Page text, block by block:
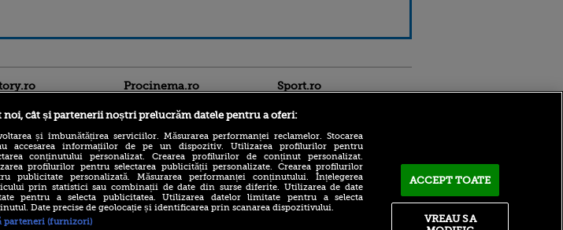
Lumea
din România
Events!
Procinema.ro
Emoții intense pentru
Sebastian Stan! Iubita lui,
Sport.ro
A făcut anunțul în direct:
”Este jucătorul Rapidului cu
acte în regulă”
noi, cât și partenerii noștri prelucrăm datele pentru a oferi:
și îmbunătățirea serviciilor. Măsurarea performanței reclamelor. Stocarea
accesarea informațiilor de pe un dispozitiv. Utilizarea profilurilor pentru
conținutului personalizat. Crearea profilurilor de conținut personalizat.
profilurilor pentru selectarea publicității personalizate. Crearea profilurilor
publicitate personalizată. Măsurarea performanței conținutului. Înțelegerea
prin statistici sau combinații de date din surse diferite. Utilizarea de date
pentru a selecta publicitatea. Utilizarea datelor limitate pentru a selecta
Date precise de geolocație și identificarea prin scanarea dispozitivului.
parteneri (furnizori)
ACCEPT TOATE
VREAU SA